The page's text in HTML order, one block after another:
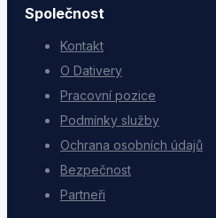
Společnost
Kontakt
O Dativery
Pracovní pozice
Podmínky služby
Ochrana osobních údajů
Bezpečnost
Partneři